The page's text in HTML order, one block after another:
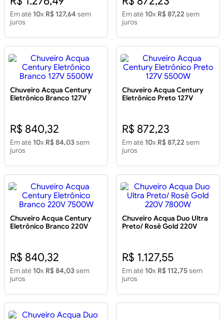
Em até 10x R$ 127,64 sem
juros
Em até 10x R$ 87,22 sem
juros
Chuveiro Acqua Century
Eletrônico Branco 127V
R$ 840,32
Em até 10x R$ 84,03sem
juros
Chuveiro Acqua Century
Eletrônico Preto 127V
R$ 872,23
Em até 10x R$ 87,22 sem
juros
Chuveiro Acqua Century
Eletrônico Branco 220V
R$ 840,32
Em até 10x R$ 84,03sem
juros
Chuveiro Acqua Duo Ultra
Preto/ Rosê Gold 220V
R$ 1.127,55
Em até 10x R$ 112,75sem
juros